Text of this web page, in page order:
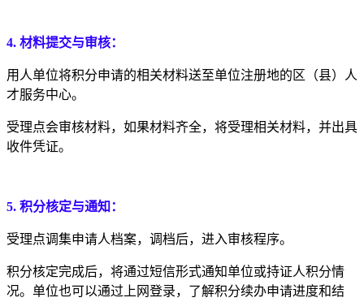
4. 材料提交与审核：
用人单位将积分申请的相关材料送至单位注册地的区（县）人
才服务中心。
受理点会审核材料，如果材料齐全，将受理相关材料，并出具
收件凭证。
5. 积分核定与通知：
受理点调集申请人档案，调档后，进入审核程序。
积分核定完成后，将通过短信形式通知单位或持证人积分情
况。单位也可以通过上网登录，了解积分续办申请进度和结